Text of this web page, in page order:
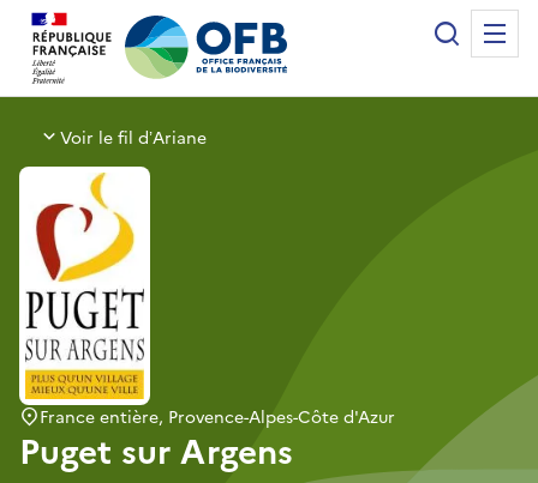
Office français de la biodiversité
Recherche
Voir le fil d’Ariane
Puget sur Argens
France entière, Provence-Alpes-Côte d'Azur
Panneau de gestion des cookies